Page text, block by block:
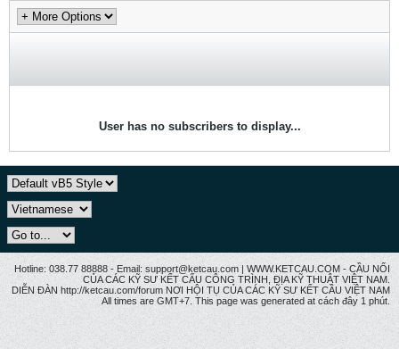
User has no subscribers to display...
Hotline: 038.77 88888 - Email: support@ketcau.com | WWW.KETCAU.COM - CẦU NỐI
CỦA CÁC KỸ SƯ KẾT CẤU CÔNG TRÌNH, ĐỊA KỸ THUẬT VIỆT NAM.
DIỄN ĐÀN http://ketcau.com/forum NƠI HỘI TỤ CỦA CÁC KỸ SƯ KẾT CÂU VIỆT NAM
All times are GMT+7. This page was generated at cách đây 1 phút.